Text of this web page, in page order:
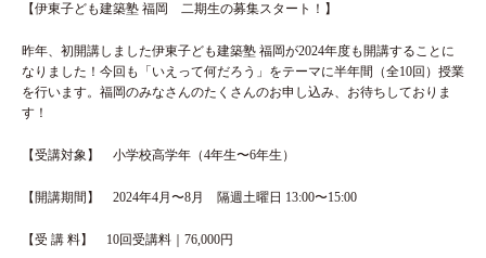
【伊東子ども建築塾 福岡 二期生の募集スタート！】
昨年、初開講しました伊東子ども建築塾 福岡が2024年度も開講することに
なりました！今回も「いえって何だろう」をテーマに半年間（全10回）授業
を行います。福岡のみなさんのたくさんのお申し込み、お待ちしておりま
す！
【受講対象】 小学校高学年（4年生〜6年生）
【開講期間】 2024年4月〜8月 隔週土曜日 13:00〜15:00
【受 講 料】 10回受講料｜76,000円